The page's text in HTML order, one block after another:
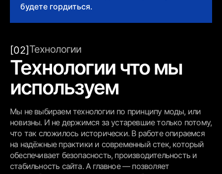
будете гордиться.
[02]Технологии
Технологии что мы
используем
Мы не выбираем технологии по принципу моды, или
новизны. И не держимся за устаревшие только потому,
что так сложилось исторически. В работе опираемся
на надёжные практики и современный стек, который
обеспечивает безопасность, производительность и
стабильность сайта. А главное — позволяет